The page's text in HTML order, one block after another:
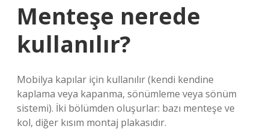
Menteşe nerede
kullanılır?
Mobilya kapılar için kullanılır (kendi kendine
kaplama veya kapanma, sönümleme veya sönüm
sistemi). İki bölümden oluşurlar: bazı menteşe ve
kol, diğer kısım montaj plakasıdır.